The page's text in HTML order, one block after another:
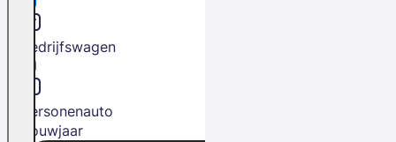
Bedrijfswagen
Personenauto
Bouwjaar